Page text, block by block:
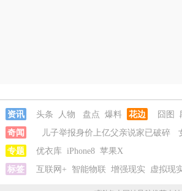
资讯 头条 人物 盘点 爆料 花边 囧图
奇闻
儿子举报身价上亿父亲说家已破碎
台电器
直播自杀日本女网红已身亡
国宣布国家灾难状态
儿子举报身价上亿父亲
专题 优衣库 iPhone8 苹果X
标签
互联网+ 智能物联 增强现实 虚拟现